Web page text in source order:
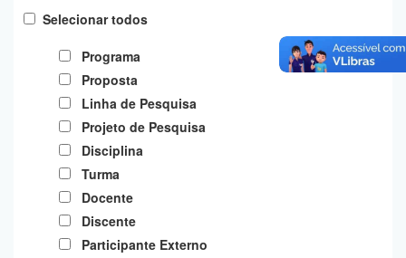
Planalto Selecionar todos
Programa
Proposta
Linha de Pesquisa
Projeto de Pesquisa
Disciplina
Turma
Docente
Discente
Participante Externo